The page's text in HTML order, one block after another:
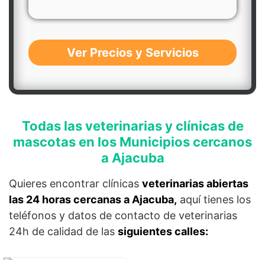
Ver Precios y Servicios
Todas las veterinarias y clínicas de
mascotas en los Municipios cercanos
a Ajacuba
Quieres encontrar clínicas veterinarias abiertas
las 24 horas cercanas a Ajacuba, aquí tienes los
teléfonos y datos de contacto de veterinarias
24h de calidad de las siguientes calles: